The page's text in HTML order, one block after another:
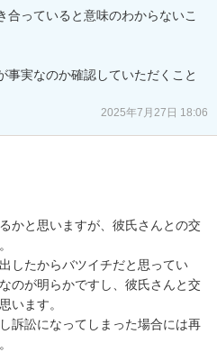
合っていると意味のわからないこ
事実なのか確認していただくこと
2025年7月27日 18:06
かと思いますが、彼氏さんとの交
したからバツイチだと思ってい
のが明らかですし、彼氏さんと交
います。
訴訟になってしまった場合には再